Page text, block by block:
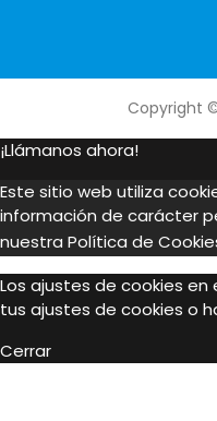
Copyright
¡Llámanos ahora!
Este sitio web utiliza
información de carácter
nuestra Política de
Los ajustes de cookies
tus ajustes de cookies o
Cerrar